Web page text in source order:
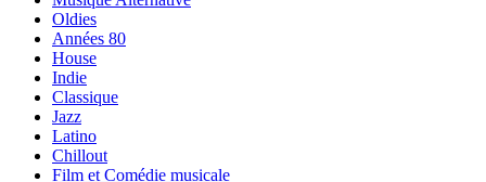
Oldies
Années 80
House
Indie
Classique
Jazz
Latino
Chillout
Film et Comédie musicale